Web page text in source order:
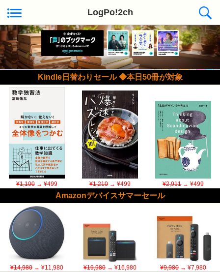
LogPo!2ch
Kindle日替わりセール ◆本日50冊が対象
¥1,100→ ¥499 ¥1,210→ ¥499 ¥2,911→ ¥499
Amazonデバイスサマーセール
¥14,980→ ¥11,980 ¥19,980→ ¥16,980 ¥9,980→ ¥7,980